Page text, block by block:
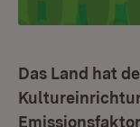
Das Land hat